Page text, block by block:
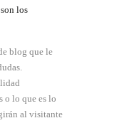
los
blog que le
o lo que es lo
al visitante